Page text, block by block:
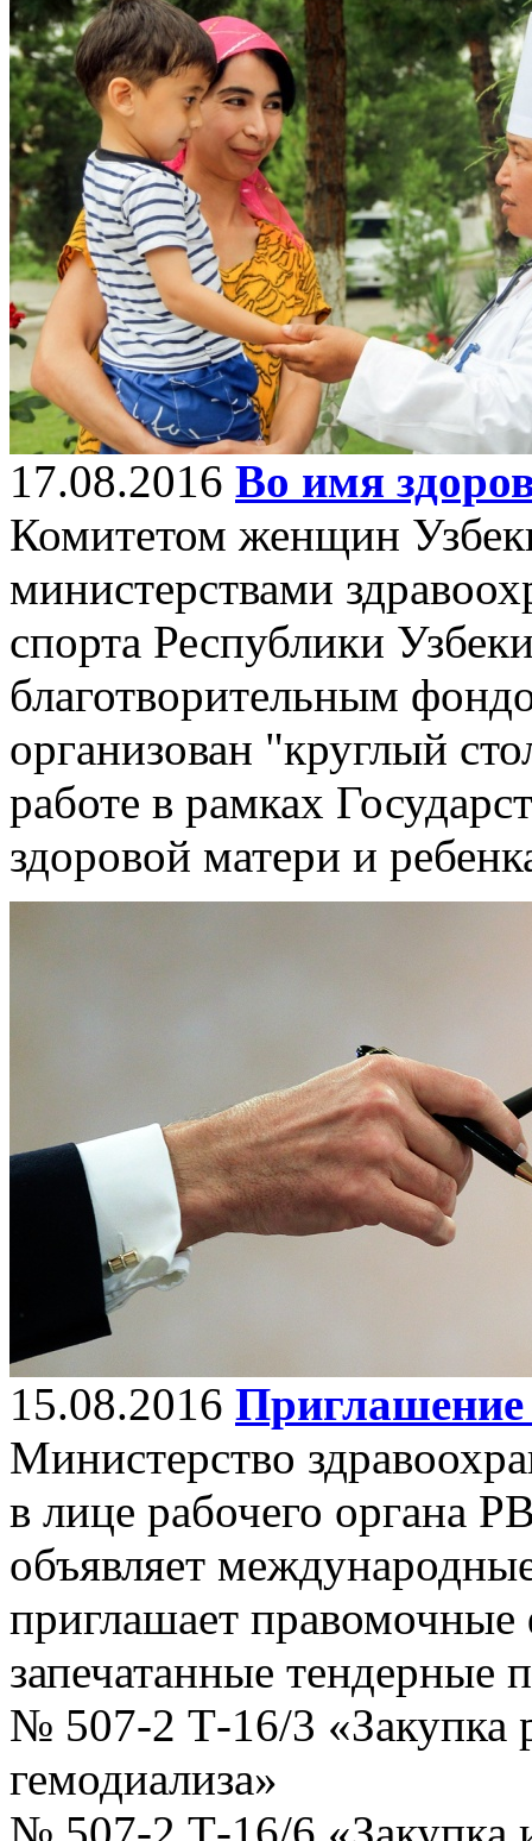
17.08.2016 Во имя
Комитетом женщин
министерствами
спорта Республики
благотворительным
организован "круглый
работе в рамках
здоровой матери и
15.08.2016 Приглашение
Министерство
в лице рабочего органа
объявляет
приглашает
запечатанные тендерные
№ 507-2 Т-16/3 «Закупка
гемодиализа»